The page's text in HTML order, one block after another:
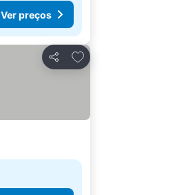
Ver preços
Partilhar
Adicionar aos favoritos